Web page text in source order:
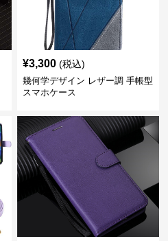
¥3,300 (税込)
幾何学デザイン レザー調 手帳型
スマホケース